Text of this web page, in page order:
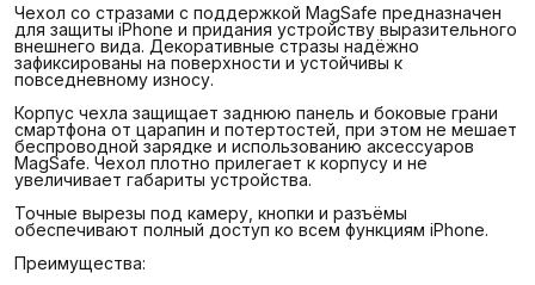
Чехол со стразами с поддержкой MagSafe предназначен
для защиты iPhone и придания устройству выразительного
внешнего вида. Декоративные стразы надёжно
зафиксированы на поверхности и устойчивы к
повседневному износу.
Корпус чехла защищает заднюю панель и боковые грани
смартфона от царапин и потертостей, при этом не мешает
беспроводной зарядке и использованию аксессуаров
MagSafe. Чехол плотно прилегает к корпусу и не
увеличивает габариты устройства.
Точные вырезы под камеру, кнопки и разъёмы
обеспечивают полный доступ ко всем функциям iPhone.
Преимущества: